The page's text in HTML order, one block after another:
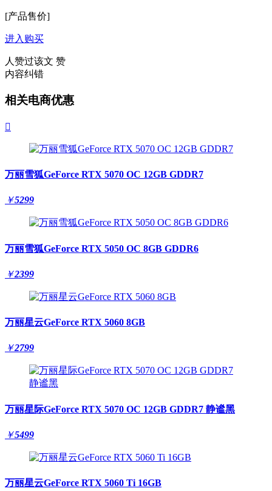
[产品售价]
进入购买
人赞过该文 赞
内容纠错
相关电商优惠

万丽雪狐GeForce RTX 5070 OC 12GB GDDR7
￥5299
万丽雪狐GeForce RTX 5050 OC 8GB GDDR6
￥2399
万丽星云GeForce RTX 5060 8GB
￥2799
万丽星际GeForce RTX 5070 OC 12GB GDDR7 静谧黑
￥5499
万丽星云GeForce RTX 5060 Ti 16GB